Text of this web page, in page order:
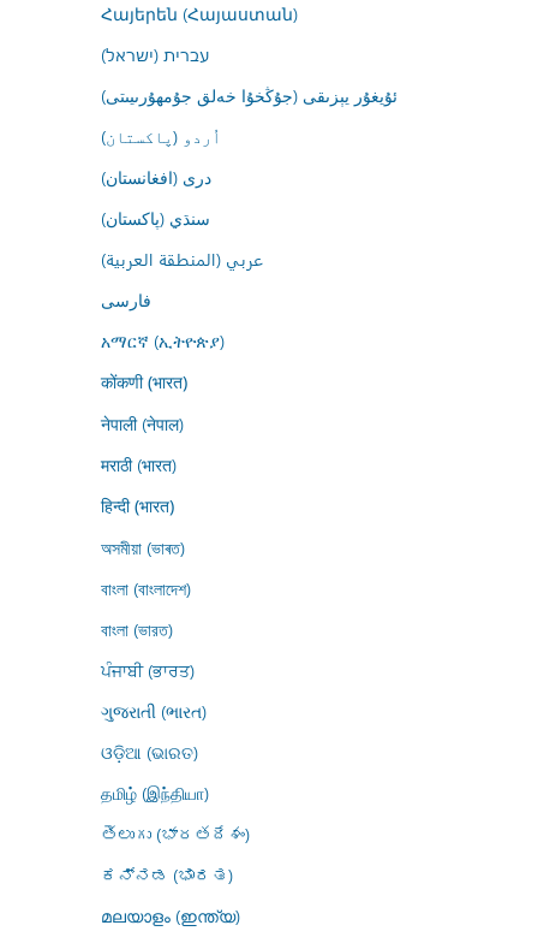
Հայերեն (Հայաստան)
עברית (ישראל)
ئۇيغۇر يېزىقى (جۇڭخۇا خەلق جۇمھۇرىيىتى)
اُردو (پاکستان)
درى (افغانستان)
سنڌي (پاکستان)
عربي (المنطقة العربية)
فارسى
አማርኛ (ኢትዮጵያ)
कोंकणी (भारत)
नेपाली (नेपाल)
मराठी (भारत)
हिन्दी (भारत)
অসমীয়া (ভাৰত)
বাংলা (বাংলাদেশ)
বাংলা (ভারত)
ਪੰਜਾਬੀ (ਭਾਰਤ)
ગુજરાતી (ભારત)
ଓଡ଼ିଆ (ଭାରତ)
தமிழ் (இந்தியா)
తెలుగు (భారతదేశం)
ಕನ್ನಡ (ಭಾರತ)
മലയാളം (ഇന്ത്യ)